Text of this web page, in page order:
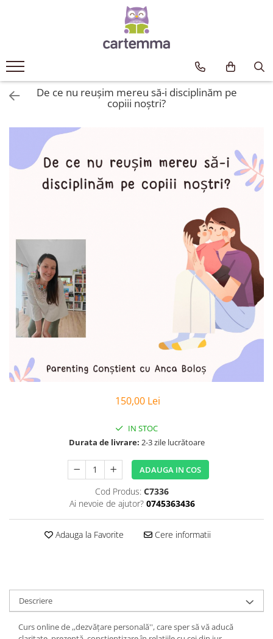
Tematică
Craciun
Activități
Atlase si enciclopedii
Carte de bucate
Călătorie
Educație
Educație financiară
Limbi străine
Muzicale
Poezii
Povești
Reviste
Știință si natură
Vârstă
0-2 ani
10+ ani
Editura Univers
Editura Aramis
Editura Arthur
Editura Cartemma
Editura Casa
Editura Corint
De ce nu reușim mereu să-i disciplinăm pe
copiii noștri?
150,00 Lei
IN STOC
Durata de livrare: 2-3 zile lucrătoare
ADAUGA IN COS
Cod Produs: C7336
Ai nevoie de ajutor? 0745363436
Adauga la Favorite Cere informatii
Descriere
Curs online de ,,dezvățare personală'', care sper să vă aducă